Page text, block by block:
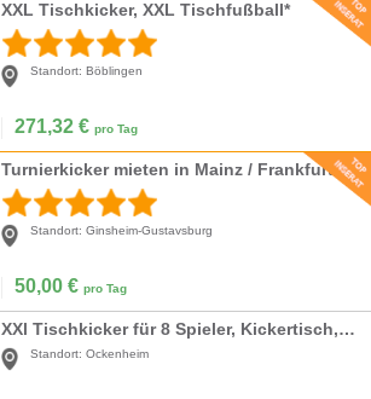
XXL Tischkicker, XXL Tischfußball*
Standort: Böblingen
271,32 € pro Tag
Turnierkicker mieten in Mainz / Frankfurt Main
Standort: Ginsheim-Gustavsburg
50,00 € pro Tag
XXl Tischkicker für 8 Spieler, Kickertisch, Maxikicker, Megakicker, Tischfussball
Standort: Ockenheim